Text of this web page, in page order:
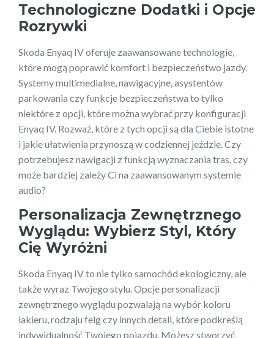
Technologiczne Dodatki i Opcje
Rozrywki
Skoda Enyaq IV oferuje zaawansowane technologie,
które mogą poprawić komfort i bezpieczeństwo jazdy.
Systemy multimedialne, nawigacyjne, asystentów
parkowania czy funkcje bezpieczeństwa to tylko
niektóre z opcji, które można wybrać przy konfiguracji
Enyaq IV. Rozważ, które z tych opcji są dla Ciebie istotne
i jakie ułatwienia przynoszą w codziennej jeździe. Czy
potrzebujesz nawigacji z funkcją wyznaczania tras, czy
może bardziej zależy Ci na zaawansowanym systemie
audio?
Personalizacja Zewnętrznego
Wyglądu: Wybierz Styl, Który
Cię Wyróżni
Skoda Enyaq IV to nie tylko samochód ekologiczny, ale
także wyraz Twojego stylu. Opcje personalizacji
zewnętrznego wyglądu pozwalają na wybór koloru
lakieru, rodzaju felg czy innych detali, które podkreślą
indywidualność Twojego pojazdu. Możesz stworzyć